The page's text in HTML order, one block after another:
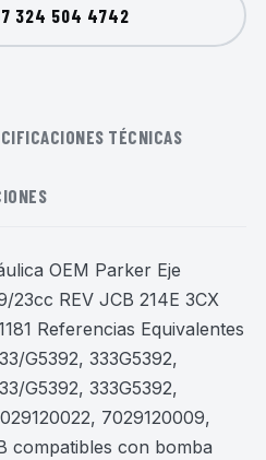
324 504 4742
TÉCNICAS
OEM Parker Eje
23cc REV JCB 214E 3CX
Referencias Equivalentes
G5392, 333G5392,
G5392, 333G5392,
7029120009,
compatibles con bomba